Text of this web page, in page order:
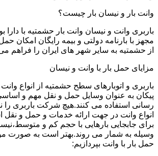
وانت بار و نیسان بار چیست؟
باربری وانت و نیسان وانت بار حشمتیه با دارا
مجهز با بارنامه دولتی و بیمه رایگان امکان حمل
از حشمتیه به سایر شهر های ایران را فراهم می
مزایای حمل بار با وانت و نیسان
باربری و اتوبارهای سطح حشمتیه از انواع
پیکان به عنوان وسایل حمل و نقل مهم و
رسانی استفاده می کنند.هیچ شرکت باربری را
انواع وانت در جهت ارائه خدمات و حمل و نقل
برای جابجایی بارهایی با حجم کم و
وسیله به شمار می روند.بهتر است به صورت
حمل بار با وانت بپردازیم: